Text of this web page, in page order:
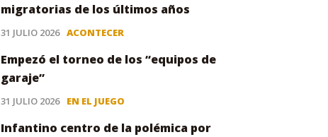
migratorias de los últimos años
31 JULIO 2026 ACONTECER
Empezó el torneo de los “equipos de
garaje”
31 JULIO 2026 EN EL JUEGO
Infantino centro de la polémica por